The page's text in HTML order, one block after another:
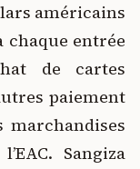
américains
chaque entrée
de cartes
paiement
Sangiza